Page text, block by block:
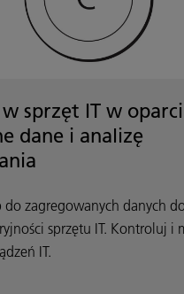
sprzęt IT w
dane i analizę
do zagregowanych danych
sprzętu IT. Kontroluj i
IT.